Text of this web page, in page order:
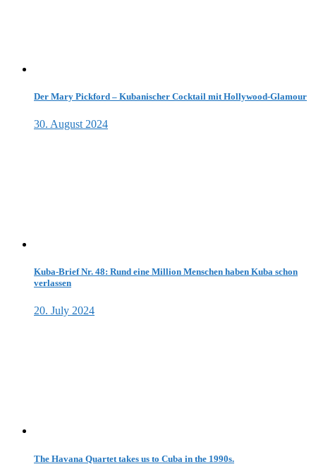
Der Mary Pickford – Kubanischer Cocktail mit Hollywood-Glamour
30. August 2024
Kuba-Brief Nr. 48: Rund eine Million Menschen haben Kuba schon
verlassen
20. July 2024
The Havana Quartet takes us to Cuba in the 1990s.